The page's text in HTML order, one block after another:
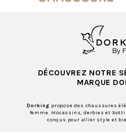
DÉCOUVREZ NOTRE
MARQUE
Dorking propose des chaussures
femme. Mocassins, derbies et
conçus pour allier style et